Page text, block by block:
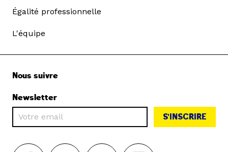
Égalité professionnelle
L'équipe
Nous suivre
Newsletter
S'INSCRIRE